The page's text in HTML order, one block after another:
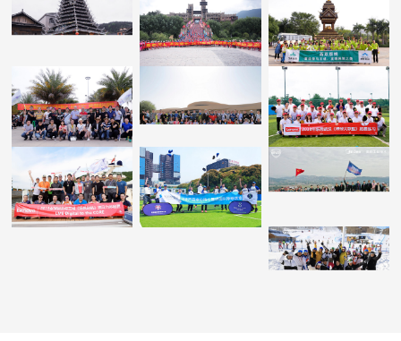
康臣药业2019
营销中期旅游
康臣玉林制药
日本药业连锁
产业洞察
药品零售专业
药学服务研究
中心揭幕式
康臣玉林制药
黔行民俗文化
体验之旅
营销中期旅游
康臣玉林制药
西双版纳重走
茶马古道
广西2018壮
乡“三月三”歌
圩文化旅游
玉林制药第二
回重走戈壁玄
奘路
联想武汉《棒
球大联盟》
飞拉达攀岩挑